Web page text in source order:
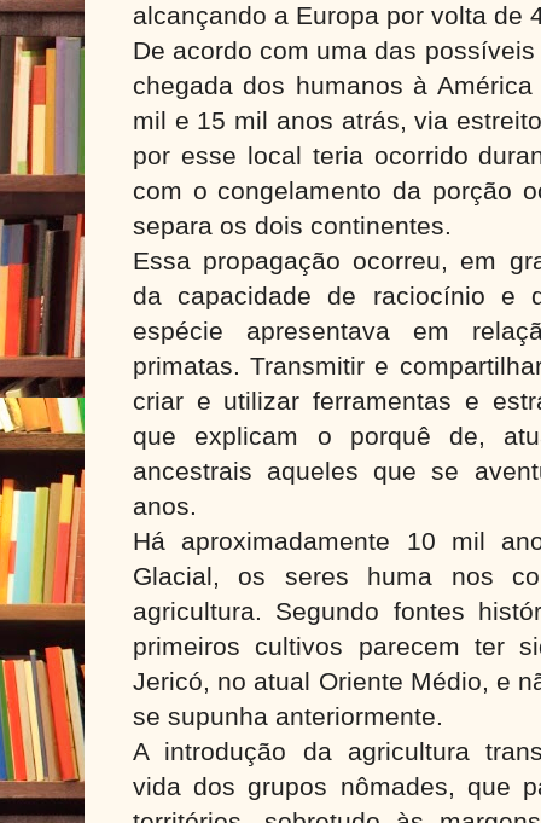
alcançando a Europa por volta de
De acordo com uma das
chegada dos humanos à
mil e 15 mil anos atrás, via
por esse local teria ocorrido
com o congelamento da porção
separa os dois continentes.
Essa propagação ocorreu, em
da capacidade de raciocínio e
espécie apresentava em
primatas. Transmitir e
criar e utilizar ferramentas e
que explicam o porquê de,
ancestrais aqueles que se
anos.
Há aproximadamente 10 mil
Glacial, os seres huma nos
agricultura. Segundo fontes
primeiros cultivos parecem ter
Jericó, no atual Oriente Médio, e
se supunha anteriormente.
A introdução da agricultura
vida dos grupos nômades, que